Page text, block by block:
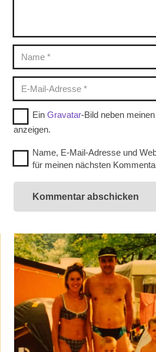
Ein Gravatar-Bild neben
anzeigen.
Name, E-Mail-Adresse und
für meinen nächsten
Kommentar abschicken